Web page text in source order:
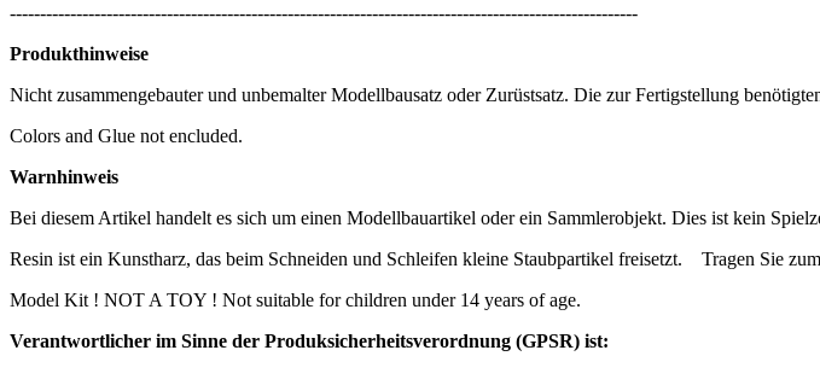
--------------------------------------------------------------------------------------------------------
Produkthinweise
Nicht zusammengebauter und unbemalter Modellbausatz oder Zurüstsatz. Die zur Fertigstellung
Colors and Glue not encluded.
Warnhinweis
Bei diesem Artikel handelt es sich um einen Modellbauartikel oder ein Sammlerobjekt. Dies ist kein
Resin ist ein Kunstharz, das beim Schneiden und Schleifen kleine Staubpartikel freisetzt.
Tragen Sie
Model Kit ! NOT A TOY ! Not suitable for children under 14 years of age.
Verantwortlicher im Sinne der Produksicherheitsverordnung (GPSR) ist: